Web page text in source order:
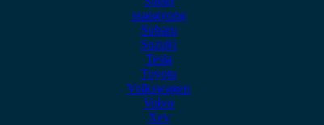
ssangyong
Subaru
Suzuki
Tesla
Toyota
Volkswagen
Volvo
Xev